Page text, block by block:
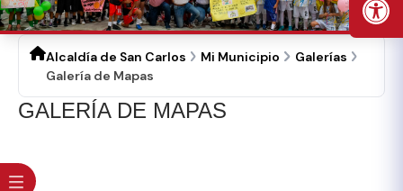
Alcaldía de San Carlos Mi Municipio
Galerías
Galería de Mapas
GALERÍA DE MAPAS